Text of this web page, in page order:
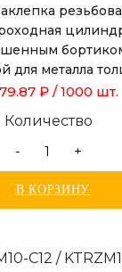
для металла
мм, длиной 19,0
₽ / 1000 шт.
Количество
-
+
В КОРЗИНУ
C12 /